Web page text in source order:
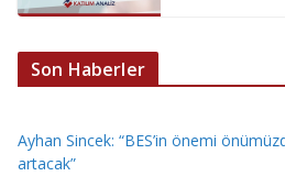
Son Haberler
Ayhan Sincek: “BES’in önemi
artacak”